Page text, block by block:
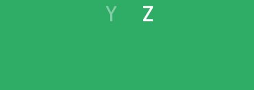
Y
Z